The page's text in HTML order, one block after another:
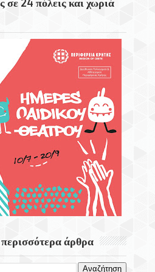
Τιμίου Σταυρού Στο
1999 Φεύγει Απο Την Ζωή Η
Του Σωτήρος
σε 24 πόλεις και χωριά
άρθρα